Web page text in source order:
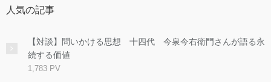
人気の記事
【対談】問いかける思想 十四代 今泉今右衛門さんが語る永
続する価値
1,783 PV